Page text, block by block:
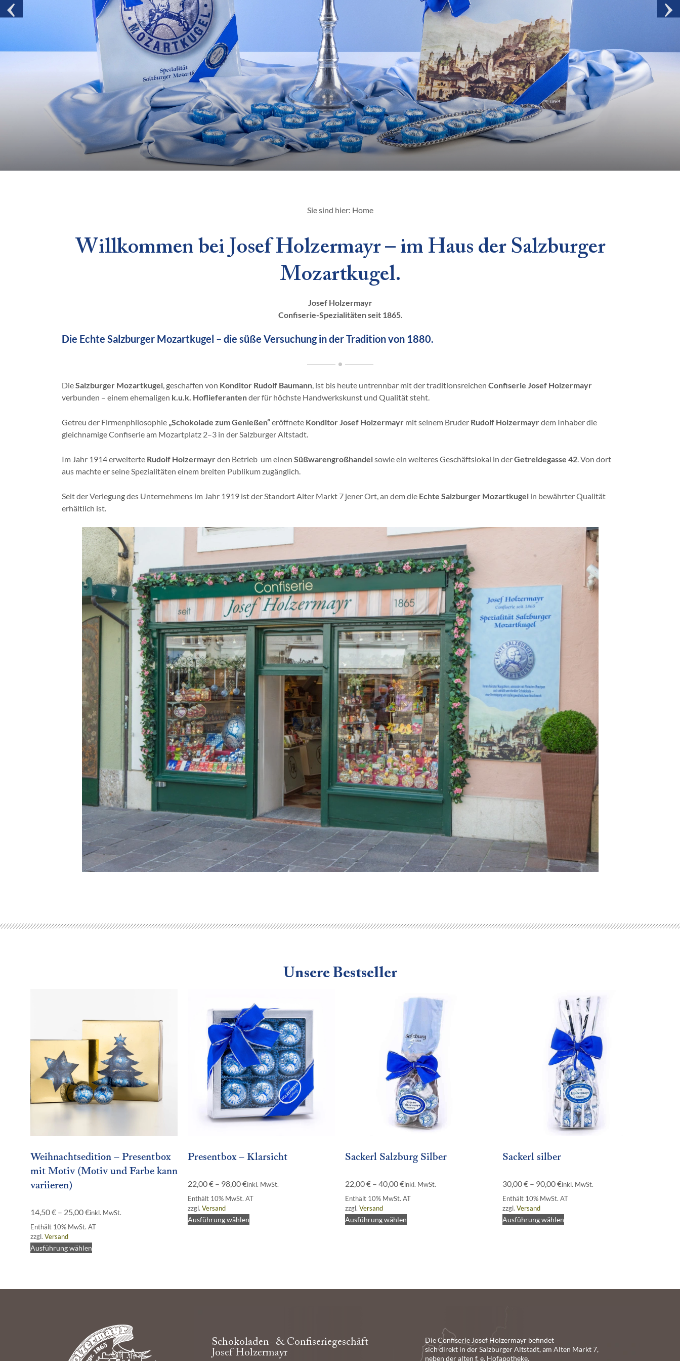
Sie sind hier: Home
Willkommen bei Josef Holzermayr – im Haus der Salzburger
Mozartkugel.
Josef Holzermayr
Confiserie-Spezialitäten seit 1865.
Die Echte Salzburger Mozartkugel – die süße Versuchung in der Tradition von 1880.
DieSalzburger Mozartkugel , geschaffen von Konditor Rudolf Baumann , ist bis heute untrennbar mit der traditionsreichen Confiserie Josef Holzermayr
verbunden – einem ehemaligen k.u.k. Hoflieferantender für höchste Handwerkskunst und Qualität steht.
Getreu der Firmenphilosophie „Schokolade zum Genießen“eröffnete Konditor Josef Holzermayr mit seinem Bruder Rudolf Holzermayrdem Inhaber die
gleichnamige Confiserie am Mozartplatz 2–3 in der Salzburger Altstadt.
Im Jahr 1914 erweiterte Rudolf Holzermayrden Betrieb um einen Süßwarengroßhandelsowie ein weiteres Geschäftslokal in derGetreidegasse 42 . Von dort
aus machte er seine Spezialitäten einem breiten Publikum zugänglich.
Seit der Verlegung des Unternehmens im Jahr 1919 ist der Standort Alter Markt 7 jener Ort, an dem die Echte Salzburger Mozartkugel in bewährter Qualität
erhältlich ist.
Unsere Bestseller
Weihnachtsedition – Presentbox
mit Motiv (Motiv und Farbe kann
variieren)
14,50€ – 25,00€inkl. MwSt.
Enthält 10% MwSt. AT
zzgl. Versand
Ausführung wählen
Presentbox – Klarsicht
22,00€ – 98,00€inkl. MwSt.
Enthält 10% MwSt. AT
zzgl. Versand
Ausführung wählen
Sackerl Salzburg Silber
22,00€ – 40,00€inkl. MwSt.
Enthält 10% MwSt. AT
zzgl. Versand
Ausführung wählen
Sackerl silber
30,00€ – 90,00€inkl. MwSt.
Enthält 10% MwSt. AT
zzgl. Versand
Ausführung wählen
Schokoladen- & Confiseriegeschäft
Josef Holzermayr
Die Confiserie Josef Holzermayr befindet
sich direkt in der Salzburger Altstadt, am Alten Markt 7,
neben der alten f. e. Hofapotheke.